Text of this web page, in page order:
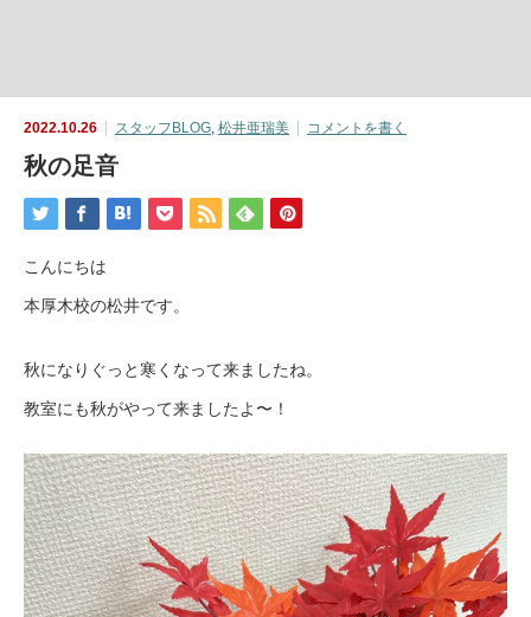
2022.10.26 スタッフBLOG, 松井亜瑞美 コメントを書く
秋の足音
こんにちは
本厚木校の松井です。
秋になりぐっと寒くなって来ましたね。
教室にも秋がやって来ましたよ〜！